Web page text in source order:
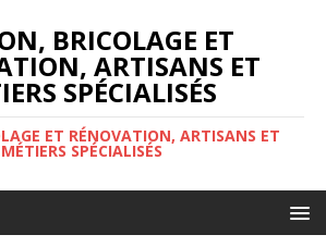
BRICOLAGE ET
ARTISANS ET
SPÉCIALISÉS
ET RÉNOVATION, ARTISANS ET
MÉTIERS SPÉCIALISÉS